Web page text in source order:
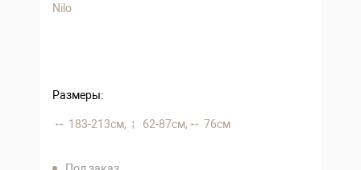
Nilo
Размеры:
183-213 см, 62-87 см, 76 см